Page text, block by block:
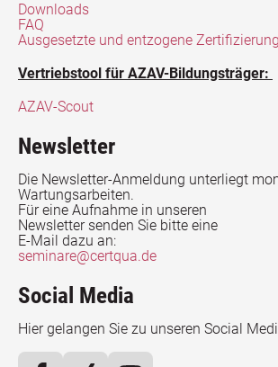
Downloads
FAQ
Ausgesetzte und entzogene
Vertriebstool für AZAV-Bildungsträger:
AZAV-Scout
Newsletter
Die Newsletter-Anmeldung unterliegt
Wartungsarbeiten.
Für eine Aufnahme in unseren
Newsletter senden Sie bitte eine
E-Mail dazu an:
seminare@certqua.de
Social Media
Hier gelangen Sie zu unseren Social